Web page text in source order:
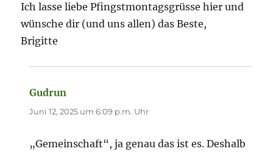
Ich lasse liebe Pfingstmontagsgrüsse hier und
wünsche dir (und uns allen) das Beste,
Brigitte
Gudrun
Juni 12, 2025 um 6:09 p.m. Uhr
„Gemeinschaft“, ja genau das ist es. Deshalb